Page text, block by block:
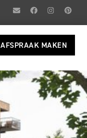
AFSPRAAK MAKEN